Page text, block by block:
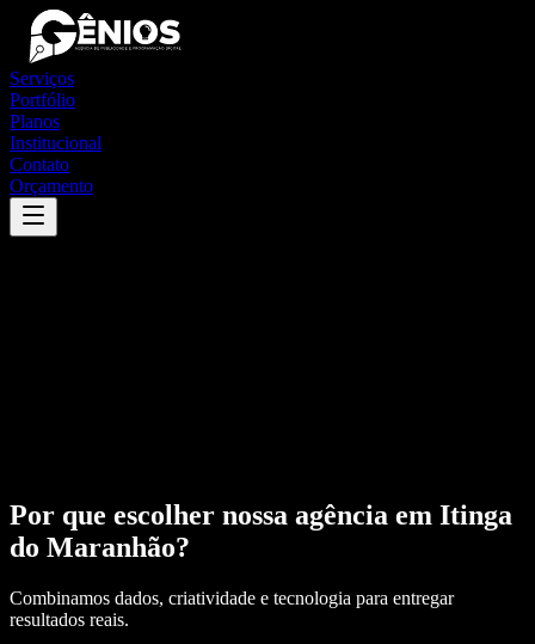
Serviços
Portfólio
Planos
Institucional
Contato
Orçamento
Por que escolher nossa agência em Itinga
do Maranhão?
Combinamos dados, criatividade e tecnologia para entregar
resultados reais.